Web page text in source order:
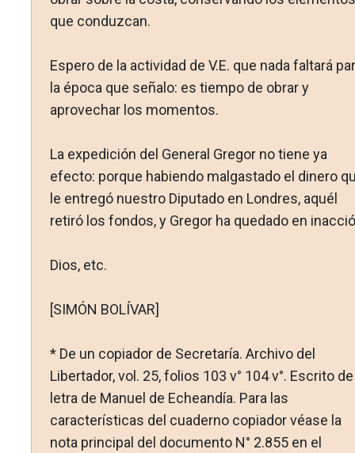
que conduzcan.
Espero de la actividad de V.E. que nada faltará
la épo­ca que señalo: es tiempo de obrar y
aprovechar los momentos.
La expedición del General Gregor no tiene ya
efecto: por­que habiendo malgastado el dinero
le entregó nuestro Dipu­tado en Londres, aquél
retiró los fondos, y Gregor ha quedado en
Dios, etc.
[SIMÓN BOLÍVAR]
* De un copiador de Secretaría. Archivo del
Libertador, vol. 25, folios 103 v° 104 v°. Escrito de
letra de Manuel de Echeandía. Para las
características del cuaderno copiador véase la
nota princi­pal del documento N° 2.855 en el